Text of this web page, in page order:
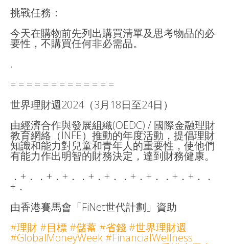
挑戰任務：
今天在購物前先列出購買清單及思考物品的必
要性，不購買任何非必需品。
.
= = = = = = = = = = = = =
世界理財週2024（3月18日至24日）
由經濟合作與發展組織(OEDC) / 國際金融理財
教育網絡（INFE）推動的年度活動，提倡理財
知識和能力對兒童和青年人的重要性，使他們
有能力作出明智的財務決定，達到財務健康。
．+．．+．+．．+．+．．+．+．．+．+．．
+．
由香港賽馬會「FiNet世代計劃」資助
#理財 #目標 #儲蓄 #省錢 #世界理財週
#GlobalMoneyWeek #FinancialWellness